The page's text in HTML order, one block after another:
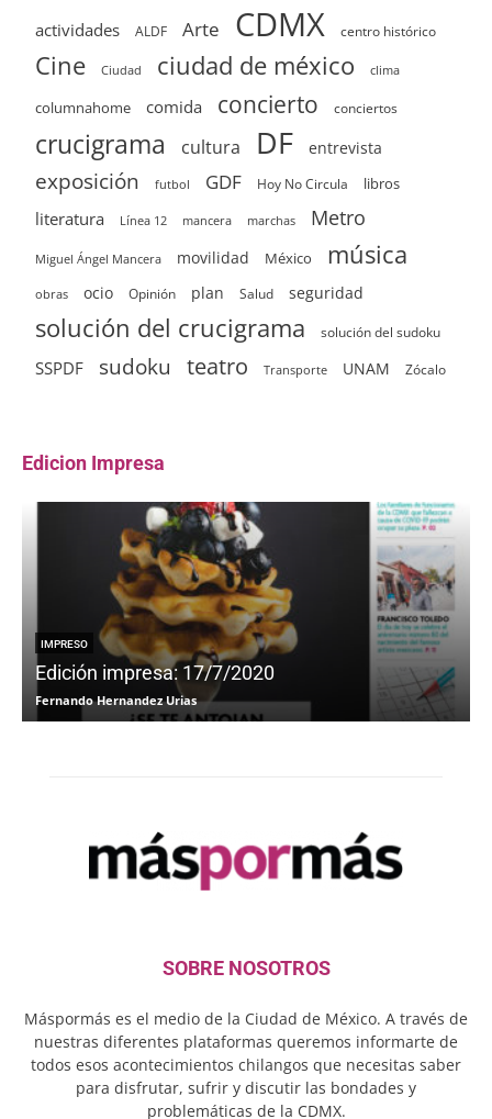
actividades ALDF Arte CDMX centro histórico
Cine Ciudad ciudad de méxico clima
columnahome comida concierto conciertos
crucigrama cultura DF entrevista
exposición futbol GDF Hoy No Circula libros
literatura Línea 12 mancera marchas Metro
Miguel Ángel Mancera movilidad México música
obras ocio Opinión plan Salud seguridad
solución del crucigrama solución del sudoku
SSPDF sudoku teatro Transporte UNAM Zócalo
Edicion Impresa
IMPRESO
Edición impresa: 17/7/2020
Fernando Hernandez Urias
SOBRE NOSOTROS
Máspormás es el medio de la Ciudad de México. A través de
nuestras diferentes plataformas queremos informarte de
todos esos acontecimientos chilangos que necesitas saber
para disfrutar, sufrir y discutir las bondades y
problemáticas de la CDMX.